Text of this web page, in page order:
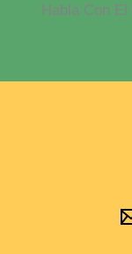
Habla Con El